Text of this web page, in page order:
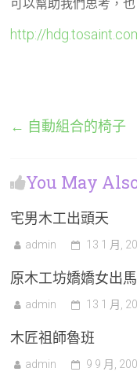
可以幫助我們思考，
http://
← 自動組合的椅子
You May
宅男木工出頭天
admin 13 1 月,
原木工坊嬌嬌女出
admin 13 1 月,
木匠祖師魯班
admin 9 9 月,